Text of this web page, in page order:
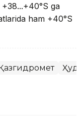
ga
ham +40°S